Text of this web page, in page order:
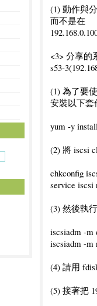
(1) 動作與
而不是在
<3> 分享的
s53-
(1) 為了要
安裝以下套
yum -y
(2) 將 iscsi
chkconfig
service iscsi
(3) 然後執
iscsiadm -m
iscsiadm -m
(4) 請用
(5) 接著把